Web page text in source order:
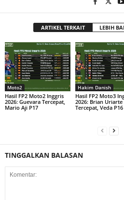
ARTIKEL TERKAIT LEBIH
Moto2
Hasil FP2 Moto2 Inggris
2026: Guevara Tercepat,
Mario Aji P17
Hakim Danish
Hasil FP2 Moto3
2026: Brian Uriarte
Tercepat, Veda P16
TINGGALKAN BALASAN